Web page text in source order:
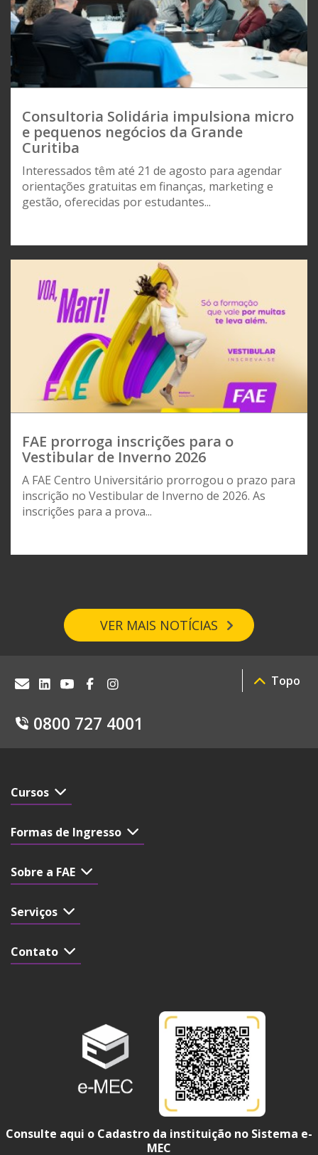
Consultoria Solidária impulsiona micro
e pequenos negócios da Grande
Curitiba
Interessados têm até 21 de agosto para agendar
orientações gratuitas em finanças, marketing e
gestão, oferecidas por estudantes...
FAE prorroga inscrições para o
Vestibular de Inverno 2026
A FAE Centro Universitário prorrogou o prazo para
inscrição no Vestibular de Inverno de 2026. As
inscrições para a prova...
VER MAIS NOTÍCIAS
0800 727 4001
Topo
Cursos
Formas de Ingresso
Sobre a FAE
Serviços
Contato
Consulte aqui o Cadastro da instituição no Sistema e-
MEC